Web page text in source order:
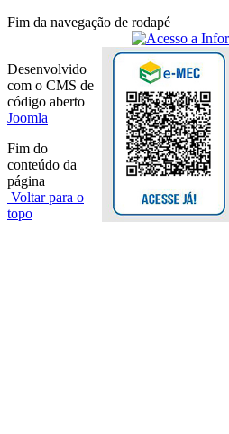
Fim da navegação de rodapé
Desenvolvido
com o CMS de
código aberto
Joomla
Fim do
conteúdo da
página
Voltar para o
topo